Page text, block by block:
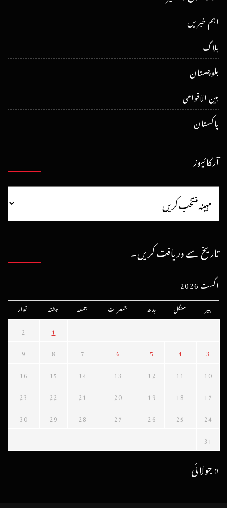
اہم خبریں
بلاگ
بلوچستان
بین الاقوامی
پاکستان
آرکائیوز
تاریخ سے دریافت کریں۔
اگست 2026
پیر منگل بدھ جمعرات جمعہ ہفتہ اتوار
1
2
3
4
5
6
7
8
9
10
11
12
13
14
15
16
17
18
19
20
21
22
23
24
25
26
27
28
29
30
31
« جولائی